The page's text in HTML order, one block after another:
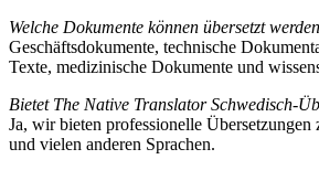
Welche Dokumente können übersetzt
Geschäftsdokumente, technische
Texte, medizinische Dokumente und
Bietet The Native Translator Schwedisch-
Ja, wir bieten professionelle Übersetzungen
und vielen anderen Sprachen.